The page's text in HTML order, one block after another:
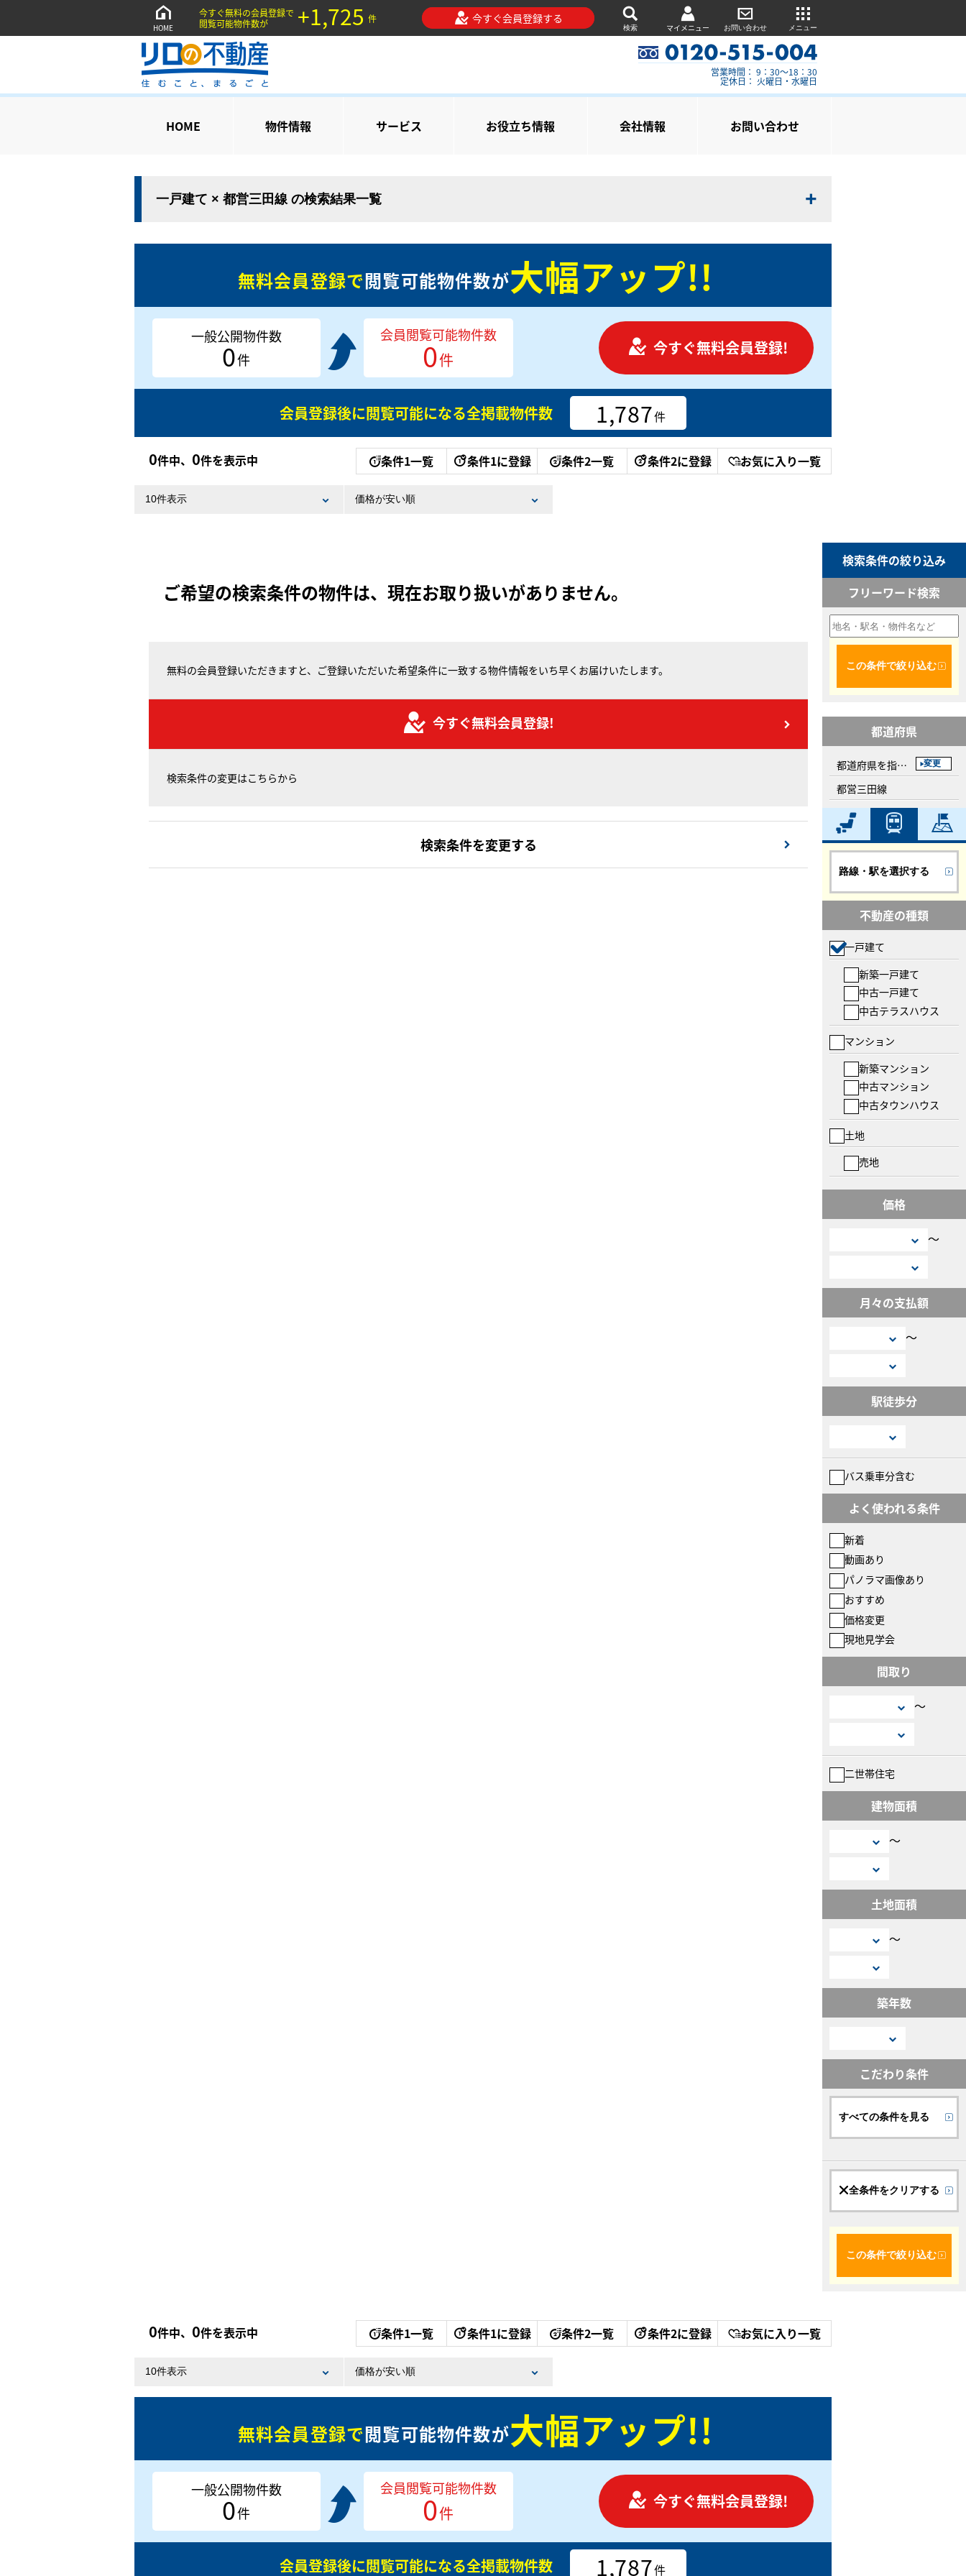
HOME
今すぐ無料の会員登録で
閲覧可能物件数が
+1,725 件 今すぐ会員登録する
検索 マイメニュー お問い合わせ メニュー
営業時間： 9：30～18：30
定休日： 火曜日・水曜日
HOME 物件情報 サービス お役立ち情報 会社情報 お問い合わせ
一戸建て × 都営三田線 の検索結果一覧
無料会員登録で閲覧可能物件数が大幅アップ!!
一般公開物件数
0件
会員閲覧可能物件数
0件
今すぐ無料会員登録!
会員登録後に閲覧可能になる全掲載物件数 1,787件
0件中、 0件を表示中 条件1一覧 条件1に登録 条件2一覧 条件2に登録 お気に入り一覧
ご希望の検索条件の物件は、現在お取り扱いがありません。
無料の会員登録いただきますと、ご登録いただいた希望条件に一致する物件情報をいち早くお届けいたします。
今すぐ無料会員登録!
検索条件の変更はこちらから
検索条件を変更する
検索条件の絞り込み
フリーワード検索
この条件で絞り込む
都道府県
都道府県を指定してください 変更
都営三田線
路線・駅を選択する
不動産の種類
一戸建て
新築一戸建て
中古一戸建て
中古テラスハウス
マンション
新築マンション
中古マンション
中古タウンハウス
土地
売地
価格
〜
月々の支払額
〜
駅徒歩分
バス乗車分含む
よく使われる条件
新着
動画あり
パノラマ画像あり
おすすめ
価格変更
現地見学会
間取り
〜
二世帯住宅
建物面積
〜
土地面積
〜
築年数
こだわり条件
すべての条件を見る
全条件をクリアする
この条件で絞り込む
0件中、 0件を表示中 条件1一覧 条件1に登録 条件2一覧 条件2に登録 お気に入り一覧
無料会員登録で閲覧可能物件数が大幅アップ!!
一般公開物件数
0件
会員閲覧可能物件数
0件
今すぐ無料会員登録!
会員登録後に閲覧可能になる全掲載物件数 1,787件